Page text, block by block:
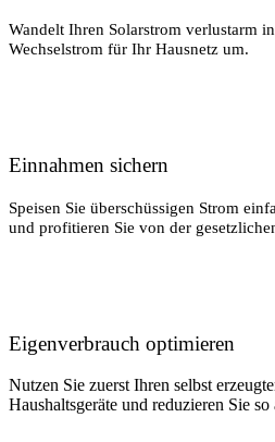
Wandelt Ihren Solarstrom verlustarm
Wechselstrom für Ihr Hausnetz um.
Einnahmen sichern
Speisen Sie überschüssigen Strom
und profitieren Sie von der
Eigenverbrauch optimieren
Nutzen Sie zuerst Ihren selbst
Haushaltsgeräte und reduzieren Sie